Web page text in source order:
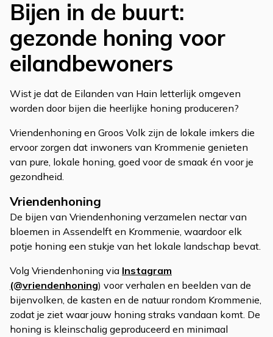
Bijen in de buurt:
gezonde honing voor
eilandbewoners
Wist je dat de Eilanden van Hain letterlijk omgeven
worden door bijen die heerlijke honing produceren?
Vriendenhoning en Groos Volk zijn de lokale imkers die
ervoor zorgen dat inwoners van Krommenie genieten
van pure, lokale honing, goed voor de smaak én voor je
gezondheid.
Vriendenhoning
De bijen van Vriendenhoning verzamelen nectar van
bloemen in Assendelft en Krommenie, waardoor elk
potje honing een stukje van het lokale landschap bevat.
Volg Vriendenhoning via Instagram
(@vriendenhoning) voor verhalen en beelden van de
bijenvolken, de kasten en de natuur rondom Krommenie,
zodat je ziet waar jouw honing straks vandaan komt. De
honing is kleinschalig geproduceerd en minimaal